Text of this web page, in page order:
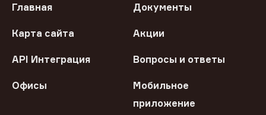
Главная Документы
Карта сайта Акции
API Интеграция Вопросы и ответы
Офисы
Мобильное
приложение